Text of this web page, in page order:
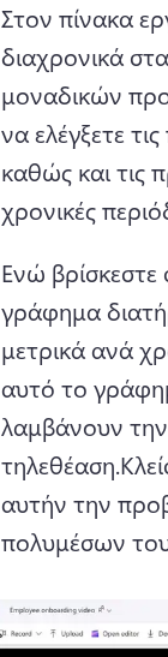
Στον πίνακα
διαχρονικά
μοναδικών
να ελέγξετε
καθώς και τις
χρονικές
Ενώ
γράφημα
μετρικά ανά
αυτό το
λαμβάνουν την
τηλεθέαση.
αυτήν την
πολυμέσων